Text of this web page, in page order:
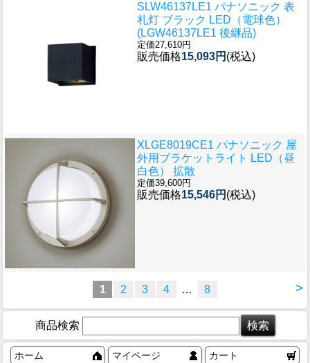
SLW46137LE1 パナソニック 表
札灯 ブラック LED（電球色）
(LGW46137LE1 後継品)
定価27,610円
販売価格15,093円 (税込)
XLGE8019CE1 パナソニック 屋
外用ブラケットライト LED（昼
白色） 拡散
定価39,600円
販売価格15,546円 (税込)
>
1 2 3 4 … 8
商品検索
ホーム マイページ カート